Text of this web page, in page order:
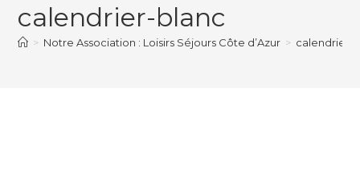
calendrier-blanc
> Notre Association : Loisirs Séjours Côte d’Azur > calendrier-